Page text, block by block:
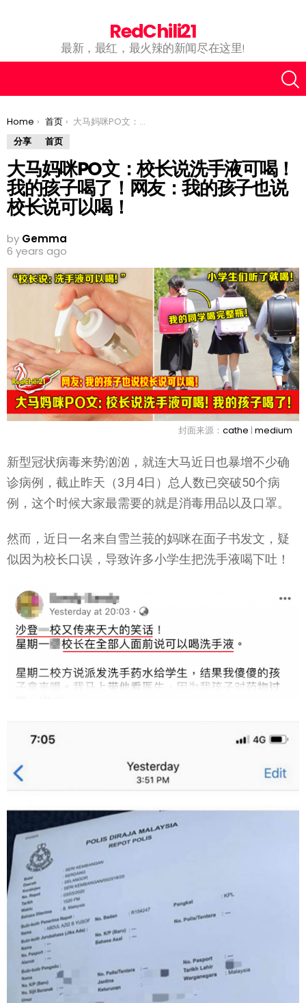
RedChili21
最新，最红，最火辣的新闻尽在这里!
You are here:
Home 首页
大马妈咪PO文：校长说洗手液可喝！我的孩子喝了！网友：我的孩子也说校长说可以喝！
分享
首页
大马妈咪PO文：校长说洗手液可喝！
我的孩子喝了！网友：我的孩子也说
校长说可以喝！
by Gemma
6 years ago
封面来源： cathe | medium
新型冠状病毒来势汹汹，就连大马近日也暴增不少确
诊病例，截止昨天（3月4日）总人数已突破50个病
例，这个时候大家最需要的就是消毒用品以及口罩。
然而，近日一名来自雪兰莪的妈咪在面子书发文，疑
似因为校长口误，导致许多小学生把洗手液喝下吐！